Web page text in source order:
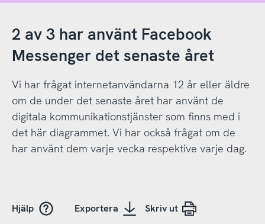
2 av 3 har använt Facebook
Messenger det senaste året
Vi har frågat internetanvändarna 12 år eller äldre
om de under det senaste året har använt de
digitala kommunikationstjänster som finns med i
det här diagrammet. Vi har också frågat om de
har använt dem varje vecka respektive varje dag.
Hjälp Exportera Skriv ut